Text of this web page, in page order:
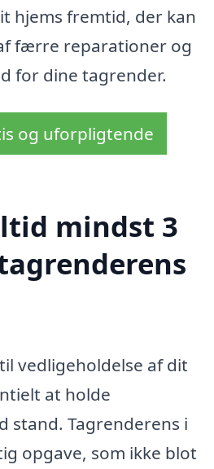
hjems fremtid, der kan
færre reparationer og
for dine tagrender.
og uforpligtende
mindst 3
vedligeholdelse af dit
at holde
stand. Tagrenderens i
opgave, som ikke blot